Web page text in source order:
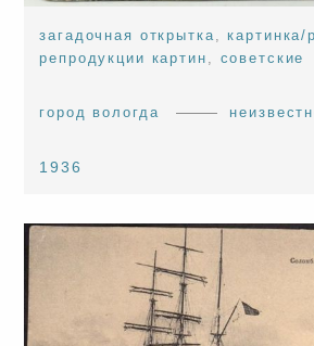
загадочная открытка ,картинка/
репродукции картин
советские
город вологда
1936